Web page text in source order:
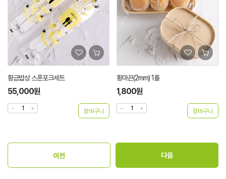
황금밥상 스푼포크세트
55,000원
황마끈(2mm) 1롤
1,800원